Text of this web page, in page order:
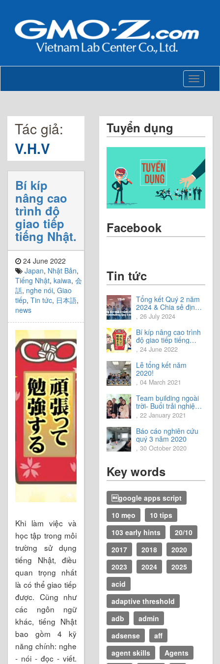
Toggle
Tác giả:
V.H.V
Bí kíp
nâng cao
trình độ
giao tiếp
tiếng Nhật.
24 June 2022
Japan, Nhật Bản,
Tiếng Nhật, kaiwa, 会
話, nghe nói, Giao
tiếp, Tin tức, 日本語,
news
Khi làm việc và
học tập trong môi
trường sử dụng
tiếng Nhật, điều
quan trọng nhất
là có thể giao tiếp
được. Cũng như
các ngôn ngữ
khác, tiếng Nhật
bao gồm 4 kỹ
năng chính: nghe
- nói - đọc - viết.
Tuyển dụng
Facebook
Tin tức
Tổng kết Quý 2 năm
2024 & Chia sẻ định
hướng Quý 3 năm
2024
, 26 July 2024
Bí kíp nâng cao trình
độ giao tiếp tiếng
Nhật.
, 24 June 2022
Lễ tổng kết năm
2020!
, 04 March 2021
Team building ngoài
trời- Buổi trải nghiệm
tuyệt vời.
, 22 January 2021
Báo cáo nghiên cứu
quý 3 năm 2020
, 30 October 2020
Key words
google apps script
10 mẹo
10 tips
103 early hints
20/10
2017
2018
2020
2023
2024
2025
acid
adaptive threshold
adb
admin
adsense
aff
agent skills
Agents